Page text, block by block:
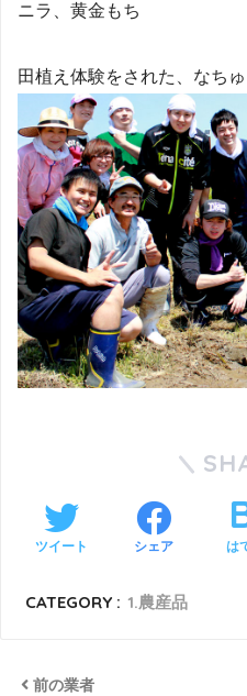
ニラ、黄金もち
田植え体験をされた、なち
ツイート シェア は
CATEGORY : 1.農産品
前の業者